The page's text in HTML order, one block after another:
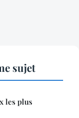
sujet
les plus